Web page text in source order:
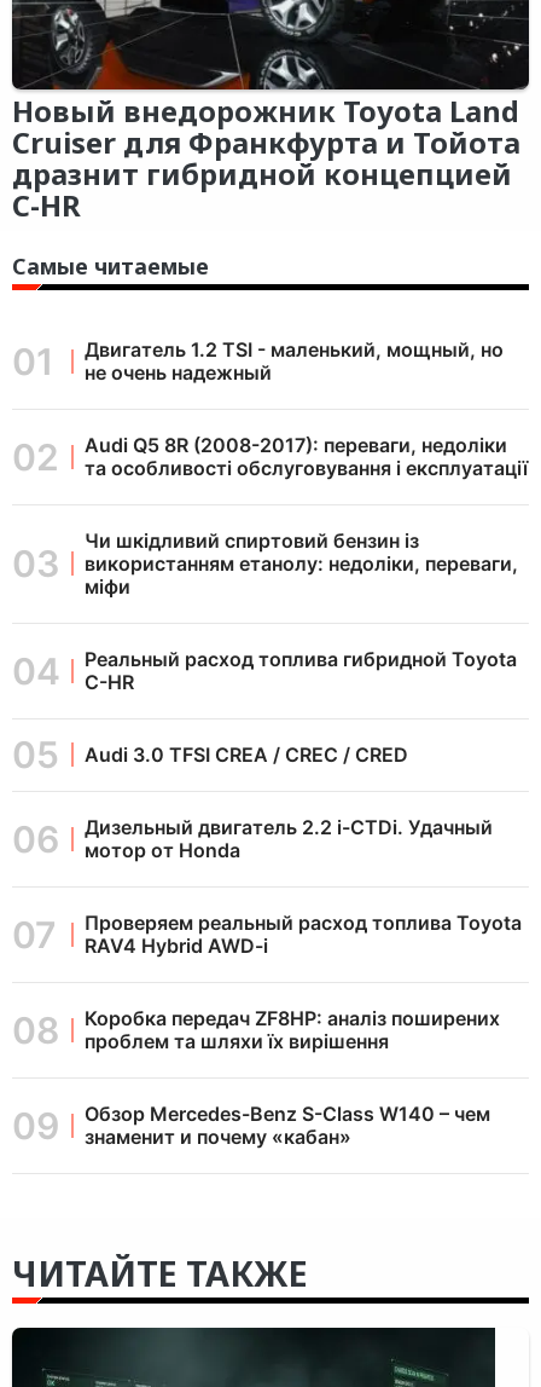
Новый внедорожник Toyota Land
Cruiser для Франкфурта и Тойота
дразнит гибридной концепцией
C-HR
Самые читаемые
Двигатель 1.2 TSI - маленький, мощный, но
не очень надежный
Audi Q5 8R (2008-2017): переваги, недоліки
та особливості обслуговування і експлуатації
Чи шкідливий спиртовий бензин із
використанням етанолу: недоліки, переваги,
міфи
Реальный расход топлива гибридной Toyota
C-HR
Audi 3.0 TFSI CREA / CREC / CRED
Дизельный двигатель 2.2 i-CTDi. Удачный
мотор от Honda
Проверяем реальный расход топлива Toyota
RAV4 Hybrid AWD-i
Коробка передач ZF8HP: аналіз поширених
проблем та шляхи їх вирішення
Обзор Mercedes-Benz S-Class W140 – чем
знаменит и почему «кабан»
ЧИТАЙТЕ ТАКЖЕ